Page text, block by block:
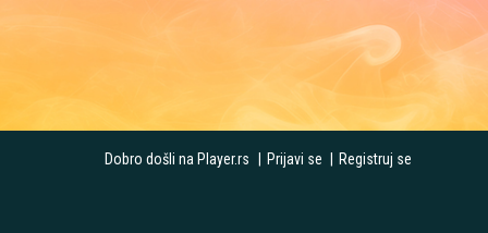
Dobro došli na Player.rs Prijavi se Registruj se